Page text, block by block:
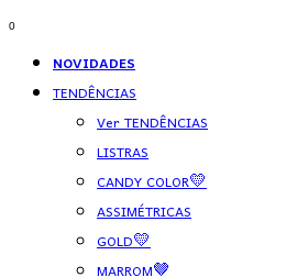
0
NOVIDADES
TENDÊNCIAS
Ver TENDÊNCIAS
LISTRAS
CANDY COLOR💛
ASSIMÉTRICAS
GOLD💛